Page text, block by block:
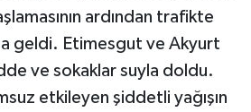
ardından trafikte
geldi. Etimesgut ve Akyurt
ve sokaklar suyla doldu.
etkileyen şiddetli yağışın